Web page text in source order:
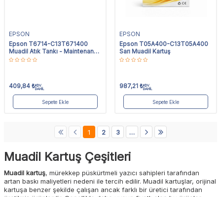
EPSON
Epson T6714-C13T671400
Muadil Atık Tankı - Maintenance
Box
409,84 ₺KDV
DAHİL
Sepete Ekle
EPSON
Epson T05A400-C13T05A400
Sarı Muadil Kartuş
987,21 ₺KDV
DAHİL
Sepete Ekle
1 2 3 …
Muadil Kartuş Çeşitleri
Muadil kartuş, mürekkep püskürtmeli yazıcı sahipleri tarafından
artan baskı maliyetleri nedeni ile tercih edilir. Muadil kartuşlar, orijinal
kartuşa benzer şekilde çalışan ancak farklı bir üretici tarafından